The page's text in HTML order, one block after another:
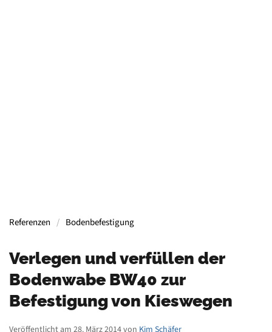
Referenzen Bodenbefestigung
Verlegen und verfüllen der
Bodenwabe BW40 zur
Befestigung von Kieswegen
Veröffentlicht am 28. März 2014 von Kim Schäfer